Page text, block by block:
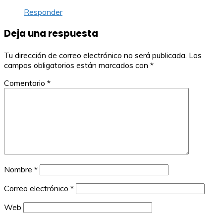
Responder
Deja una respuesta
Tu dirección de correo electrónico no será publicada. Los
campos obligatorios están marcados con *
Comentario *
Nombre *
Correo electrónico *
Web